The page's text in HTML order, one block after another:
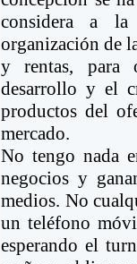
considera a la
organización de
y rentas, para
desarrollo y el
productos del
mercado.
No tengo nada
negocios y
medios. No
un teléfono
esperando el